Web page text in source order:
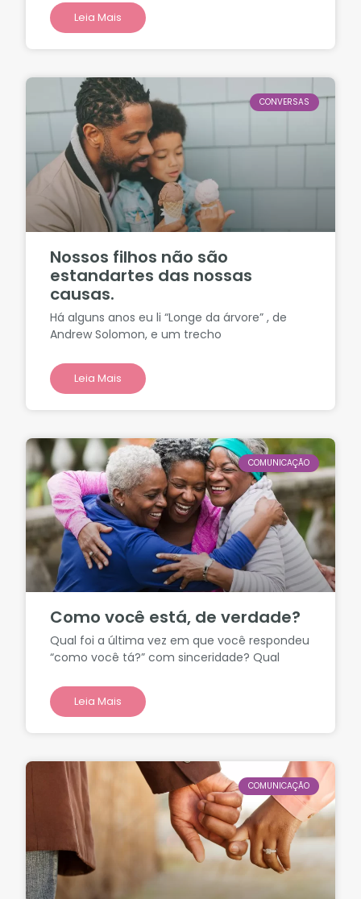
Leia Mais
CONVERSAS
Nossos filhos não são
estandartes das nossas
causas.
Há alguns anos eu li “Longe da árvore” , de
Andrew Solomon, e um trecho
Leia Mais
COMUNICAÇÃO
Como você está, de verdade?
Qual foi a última vez em que você respondeu
“como você tá?” com sinceridade? Qual
Leia Mais
COMUNICAÇÃO